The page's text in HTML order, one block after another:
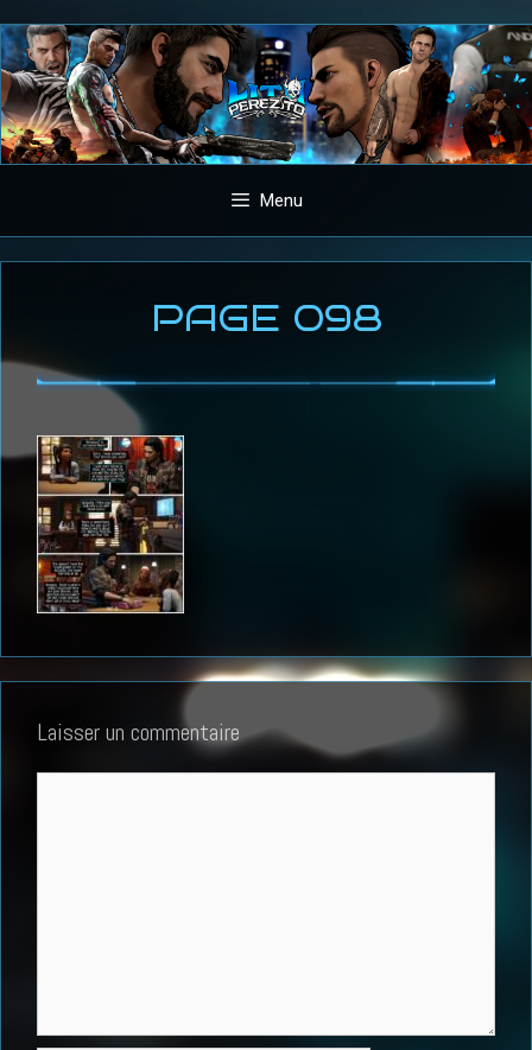
Aller
au
contenu
Menu
PAGE 098
Laisser un commentaire